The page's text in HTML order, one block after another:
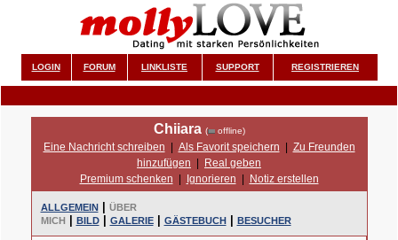
LOGIN FORUM LINKLISTE SUPPORT REGISTRIEREN
Chiiara ( offline)
Eine Nachricht schreiben Als Favorit speichern
Zu Freunden
hinzufügen
Real geben
Premium schenken
Ignorieren Notiz erstellen
ALLGEMEIN
ÜBER
MICH
BILD GALERIE GÄSTEBUCH BESUCHER